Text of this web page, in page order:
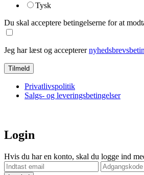
Tysk
Du skal acceptere betingelserne for at
Jeg har læst og accepterer
Privatlivspolitik
Salgs- og leveringsbetingelser
Login
Hvis du har en konto, skal du logge ind